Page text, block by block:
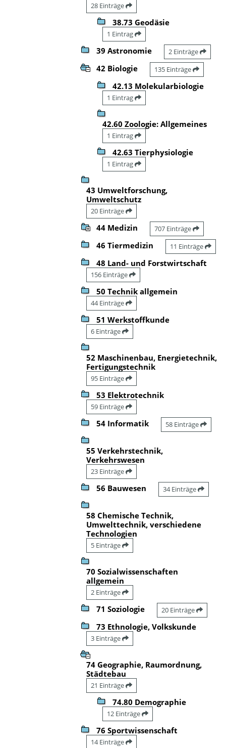
28 Einträge
38.73 Geodäsie
1 Eintrag
39 Astronomie 2 Einträge
42 Biologie 135 Einträge
42.13 Molekularbiologie
1 Eintrag
42.60 Zoologie: Allgemeines
1 Eintrag
42.63 Tierphysiologie
1 Eintrag
43 Umweltforschung,
Umweltschutz
20 Einträge
44 Medizin 707 Einträge
46 Tiermedizin 11 Einträge
48 Land- und Forstwirtschaft
156 Einträge
50 Technik allgemein
44 Einträge
51 Werkstoffkunde
6 Einträge
52 Maschinenbau, Energietechnik,
Fertigungstechnik
95 Einträge
53 Elektrotechnik
59 Einträge
54 Informatik 58 Einträge
55 Verkehrstechnik,
Verkehrswesen
23 Einträge
56 Bauwesen 34 Einträge
58 Chemische Technik,
Umwelttechnik, verschiedene
Technologien
5 Einträge
70 Sozialwissenschaften
allgemein
2 Einträge
71 Soziologie 20 Einträge
73 Ethnologie, Volkskunde
3 Einträge
74 Geographie, Raumordnung,
Städtebau
21 Einträge
74.80 Demographie
12 Einträge
76 Sportwissenschaft
14 Einträge